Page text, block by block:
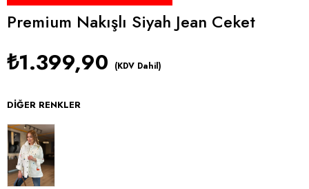
Premium Nakışlı Siyah Jean Ceket
₺1.399,90 (KDV Dahil)
DIĞER RENKLER